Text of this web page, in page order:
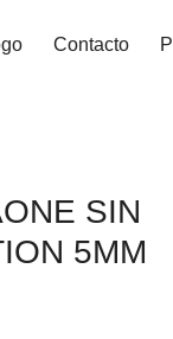
Contacto
SIN
5MM